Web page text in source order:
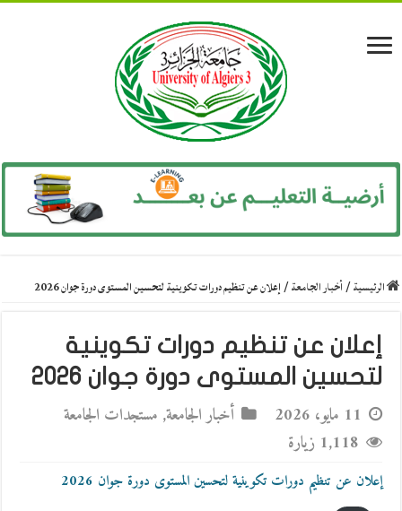
الرئيسية/أخبار الجامعة/إعلان عن تنظيم دورات تكوينية لتحسين المستوى دورة جوان 2026
إعلان عن تنظيم دورات تكوينية
لتحسين المستوى دورة جوان 2026
11 مايو، 2026 أخبار الجامعة, مستجدات الجامعة
1,118 زيارة
إعلان عن تنظيم دورات تكوينية لتحسين المستوى دورة جوان 2026